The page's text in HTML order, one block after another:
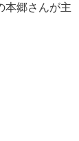
本郷さんが主